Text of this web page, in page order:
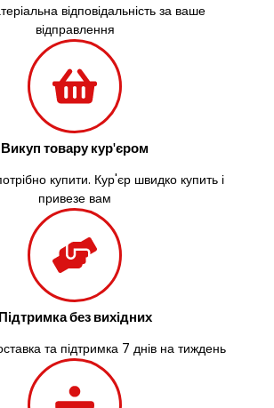
відповідальність за ваше
відправлення
Викуп товару кур'єром
купити. Кур'єр швидко купить і
привезе вам
Підтримка без вихідних
та підтримка 7 днів на тиждень